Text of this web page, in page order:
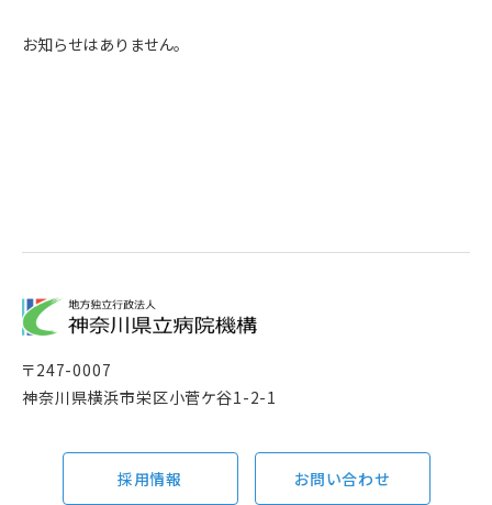
お知らせはありません。
〒247-0007
神奈川県横浜市栄区小菅ケ谷1-2-1
採用情報 お問い合わせ